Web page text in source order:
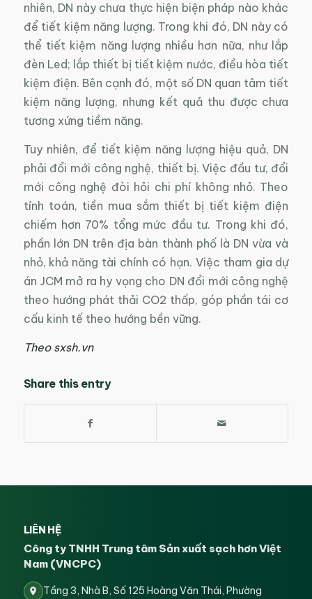
nhiên, DN này chưa thực hiện biện pháp nào khác
để tiết kiệm năng lượng. Trong khi đó, DN này có
thể tiết kiệm năng lượng nhiều hơn nữa, như lắp
đèn Led; lắp thiết bị tiết kiệm nước, điều hòa tiết
kiệm điện. Bên cạnh đó, một số DN quan tâm tiết
kiệm năng lượng, nhưng kết quả thu được chưa
tương xứng tiềm năng.
Tuy nhiên, để tiết kiệm năng lượng hiệu quả, DN
phải đổi mới công nghệ, thiết bị. Việc đầu tư, đổi
mới công nghệ đòi hỏi chi phí không nhỏ. Theo
tính toán, tiền mua sắm thiết bị tiết kiệm điện
chiếm hơn 70% tổng mức đầu tư. Trong khi đó,
phần lớn DN trên địa bàn thành phố là DN vừa và
nhỏ, khả năng tài chính có hạn. Việc tham gia dự
án JCM mở ra hy vọng cho DN đổi mới công nghệ
theo hướng phát thải CO2 thấp, góp phần tái cơ
cấu kinh tế theo hướng bền vững.
Theo sxsh.vn
Share this entry
LIÊN HỆ
Công ty TNHH Trung tâm Sản xuất sạch hơn Việt
Nam (VNCPC)
Tầng 3, Nhà B, Số 125 Hoàng Văn Thái, Phường